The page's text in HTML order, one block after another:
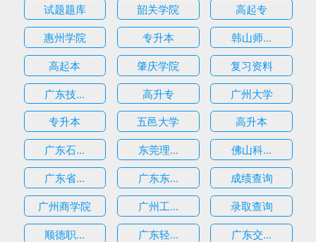
试题题库
韶关学院
高起专
惠州学院
专升本
韩山师...
高起本
肇庆学院
复习资料
广东技...
高升专
广州大学
专升本
五邑大学
高升本
广东石...
东莞理...
佛山科...
广东省...
广东东...
成绩查询
广州商学院
广州工...
录取查询
顺德职...
广东轻...
广东交...